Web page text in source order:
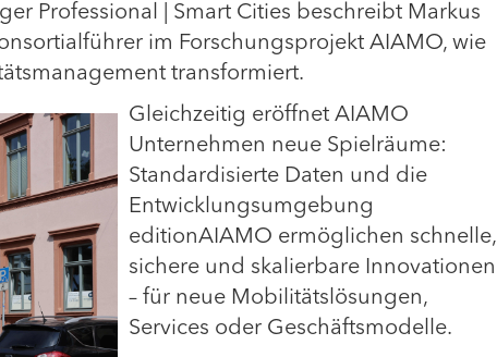
Professional | Smart Cities beschreibt Markus
im Forschungsprojekt AIAMO, wie
transformiert.
Gleichzeitig eröffnet AIAMO
Unternehmen neue Spielräume:
Standardisierte Daten und die
Entwicklungsumgebung
editionAIAMO ermöglichen schnelle,
sichere und skalierbare Innovationen
– für neue Mobilitätslösungen,
Services oder Geschäftsmodelle.